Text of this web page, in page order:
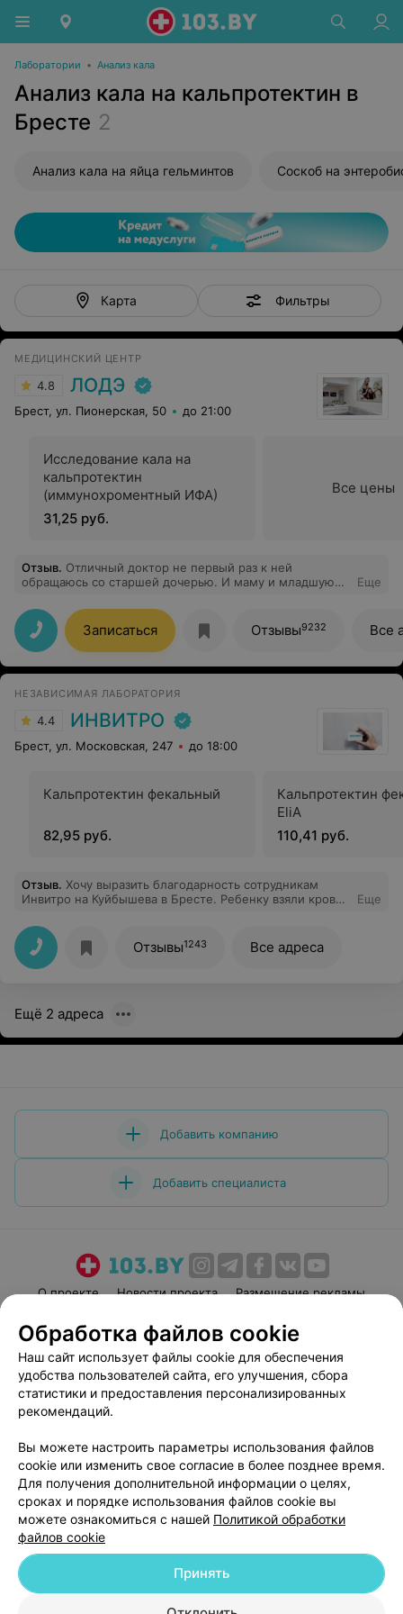
Лаборатории • Анализ кала
Анализ кала на кальпротектин в
Бресте 2
Анализ кала на яйца гельминтов Соскоб на
Карта Фильтры
МЕДИЦИНСКИЙ ЦЕНТР
4.8 ЛОДЭ
Брест, ул. Пионерская, 50 до 21:00
Исследование кала на
кальпротектин
(иммунохроментный ИФА)
31,25 руб.
Все цены
Отзыв. Отличный доктор не первый раз к ней
обращаюсь со старшей дочерью. И маму и младшую
исполнится чтобы к ней попасть. Рекомендую
чудесный доктор.
Еще
Записаться Отзывы9232 Все
НЕЗАВИСИМАЯ ЛАБОРАТОРИЯ
4.4 ИНВИТРО
Брест, ул. Московская, 247 до 18:00
Кальпротектин фекальный
82,95 руб.
Кальпротектин
EliA
110,41 руб.
Отзыв. Хочу выразить благодарность сотрудникам
Инвитро на Куйбышева в Бресте. Ребенку взяли кровь
подарков подарили. А мне ещё и кофе бесплатный
достался.
Еще
Отзывы1243 Все адреса
Ещё 2 адреса
Добавить компанию
Добавить специалиста
О проекте Новости проекта
Размещение рекламы
Пользовательское соглашение
Способы оплаты
Вакансии
Партнеры
Написать руководителю 103.by
Персональные настройки cookie
Обработка персональных данных
© 2026 ООО «Артокс Лаб», УНП 191700409| 220012, Республика Беларусь,
Обработка файлов cookie
Наш сайт использует файлы cookie для обеспечения
удобства пользователей сайта, его улучшения, сбора
статистики и предоставления персонализированных
рекомендаций.
Вы можете настроить параметры использования файлов
cookie или изменить свое согласие в более позднее время.
Для получения дополнительной информации о целях,
сроках и порядке использования файлов cookie вы
можете ознакомиться с нашей Политикой обработки
файлов cookie
Принять